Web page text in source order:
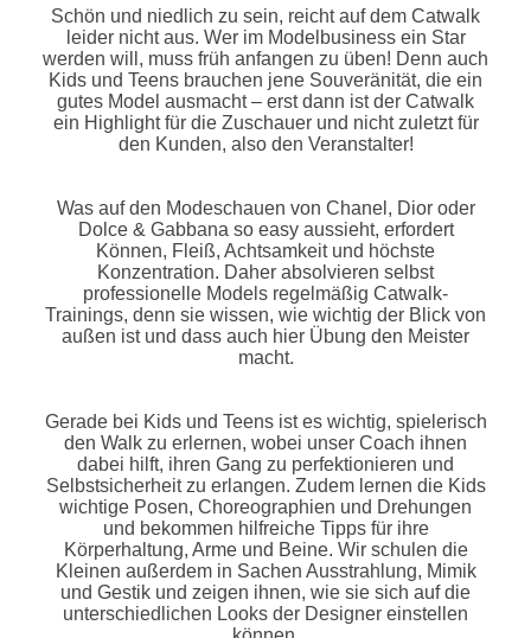
Schön und niedlich zu sein, reicht auf dem Catwalk
leider nicht aus. Wer im Modelbusiness ein Star
werden will, muss früh anfangen zu üben! Denn auch
Kids und Teens brauchen jene Souveränität, die ein
gutes Model ausmacht – erst dann ist der Catwalk
ein Highlight für die Zuschauer und nicht zuletzt für
den Kunden, also den Veranstalter!
Was auf den Modeschauen von Chanel, Dior oder
Dolce & Gabbana so easy aussieht, erfordert
Können, Fleiß, Achtsamkeit und höchste
Konzentration. Daher absolvieren selbst
professionelle Models regelmäßig Catwalk-
Trainings, denn sie wissen, wie wichtig der Blick von
außen ist und dass auch hier Übung den Meister
macht.
Gerade bei Kids und Teens ist es wichtig, spielerisch
den Walk zu erlernen, wobei unser Coach ihnen
dabei hilft, ihren Gang zu perfektionieren und
Selbstsicherheit zu erlangen. Zudem lernen die Kids
wichtige Posen, Choreographien und Drehungen
und bekommen hilfreiche Tipps für ihre
Körperhaltung, Arme und Beine. Wir schulen die
Kleinen außerdem in Sachen Ausstrahlung, Mimik
und Gestik und zeigen ihnen, wie sie sich auf die
unterschiedlichen Looks der Designer einstellen